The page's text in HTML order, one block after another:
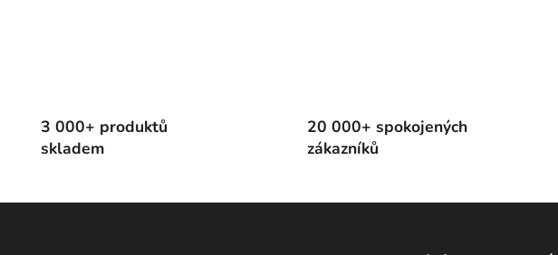
3 000+ produktů
skladem
20 000+ spokojených
zákazníků